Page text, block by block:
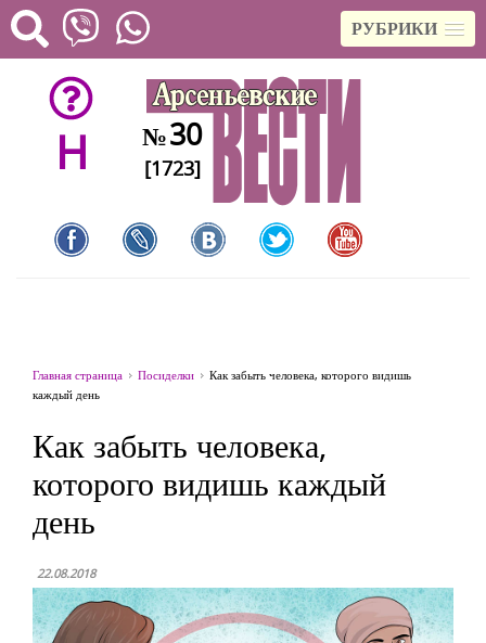
РУБРИКИ
H №30
[1723]
Главная страница Посиделки
Как забыть человека, которого видишь
каждый день
Как забыть человека,
которого видишь каждый
день
22.08.2018